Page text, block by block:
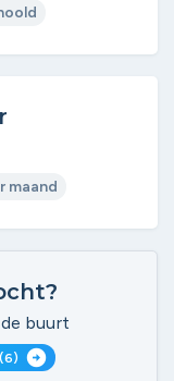
maand
buurt
arrow_circle_right